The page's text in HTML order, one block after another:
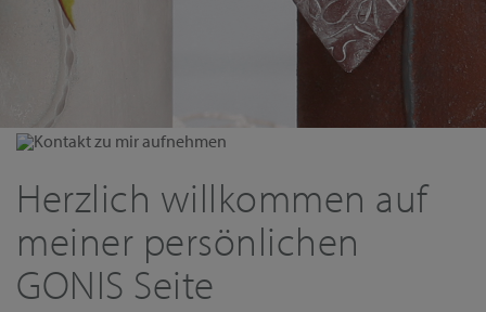
Kontakt zu mir aufnehmen
Herzlich willkommen auf
meiner persönlichen
GONIS Seite